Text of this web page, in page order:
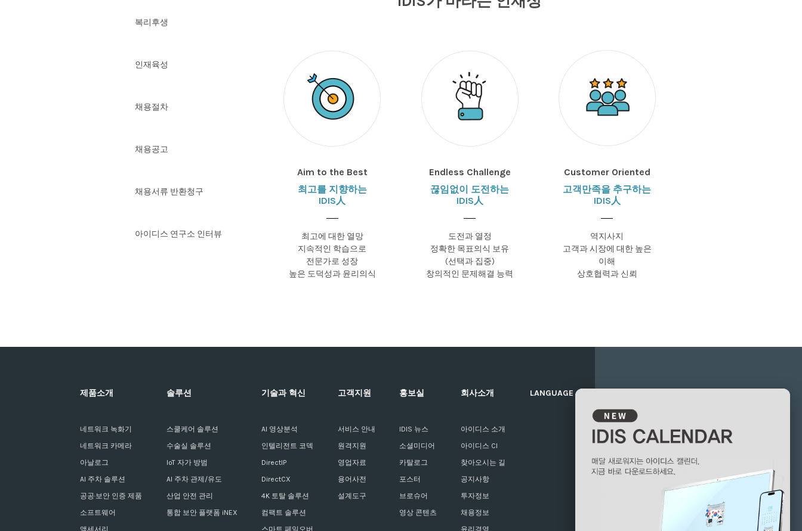
복리후생
인재육성
채용절차
채용공고
채용서류 반환청구
아이디스 연구소 인터뷰
Aim to the Best
최고를 지향하는
IDIS人
최고에 대한 열망
지속적인 학습으로
전문가로 성장
높은 도덕성과 윤리의식
Endless Challenge
끊임없이 도전하는
IDIS人
도전과 열정
정확한 목표의식 보유
(선택과 집중)
창의적인 문제해결 능력
Customer Oriented
고객만족을 추구하는
IDIS人
역지사지
고객과 시장에 대한 높은
이해
상호협력과 신뢰
제품소개
네트워크 녹화기
네트워크 카메라
아날로그
AI 주차 솔루션
공공·보안 인증 제품
소프트웨어
액세서리
솔루션
스쿨케어 솔루션
수술실 솔루션
IoT 자가 방범
AI 주차 관제/유도
산업 안전 관리
통합 보안 플랫폼 iNEX
기술과 혁신
AI 영상분석
인텔리전트 코덱
DirectIP
DirectCX
4K 토탈 솔루션
컴팩트 솔루션
스마트 페일오버
고객지원
서비스 안내
원격지원
영업자료
용어사전
설계도구
홍보실
IDIS 뉴스
소셜미디어
카탈로그
포스터
브로슈어
영상 콘텐츠
회사소개
아이디스 소개
아이디스 CI
찾아오시는 길
공지사항
투자정보
채용정보
윤리경영
LANGUAGE
제15기 결산공고
제15기 사업보고서
본사: 대전 광역시 유성구 테크노3로 8-10